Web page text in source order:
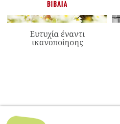
ΒΙΒΛΊΑ
Ευτυχία έναντι
ικανοποίησης